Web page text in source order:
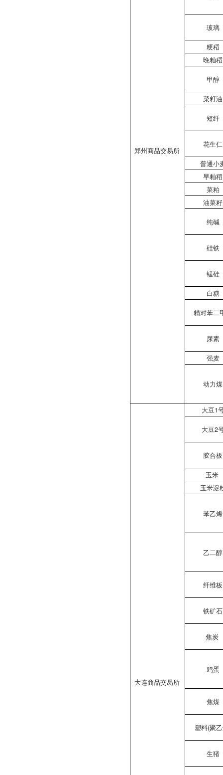
郑州商品交易所
玻璃
粳稻
晚籼稻
甲醇
菜籽油
短纤
花生仁
普通小
早籼稻
菜粕
油菜籽
纯碱
硅铁
锰硅
白糖
精对苯二
尿素
强麦
动力煤
大连商品交易所
大豆1
大豆2
胶合板
玉米
玉米淀
苯乙烯
乙二醇
纤维板
铁矿石
焦炭
鸡蛋
焦煤
塑料(聚
生猪